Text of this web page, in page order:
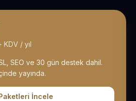
KDV / yıl
SEO ve 30 gün destek dahil.
yayında.
İncele